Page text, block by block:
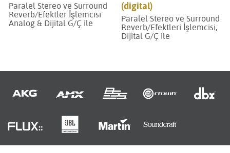
Paralel Stereo ve Surround
Reverb/Efektler İşlemcisi
Analog & Dijital G/Ç ile
(digital)
Paralel Stereo ve Surround
Reverb/Efektleri İşlemcisi,
Dijital G/Ç ile